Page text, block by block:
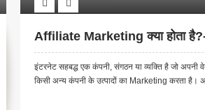
Affiliate Marketing क्या होता
इंटरनेट सहबद्ध एक कंपनी, संगठन या व्यक्ति है जो अपनी
किसी अन्य कंपनी के उत्पादों का Marketing करता है।